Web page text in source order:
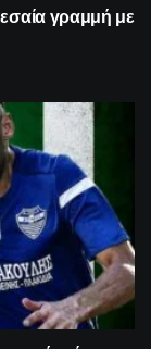
γραμμή με